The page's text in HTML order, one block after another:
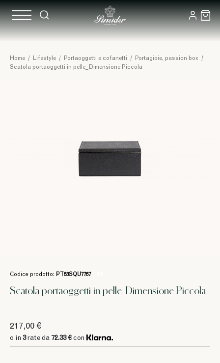
Home / Lifestyle / Portaoggetti e cofanetti / Portagioie, passion box
/
Scatola portaoggetti in pelle_Dimensione Piccola
Codice prodotto: PT63SQU7767
Scatola portaoggetti in pelle_Dimensione Piccola
217,00 €
o in 3rate da 72.33 € con